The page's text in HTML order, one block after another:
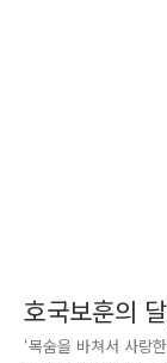
호국보훈의
‘목숨을 바쳐서 사랑